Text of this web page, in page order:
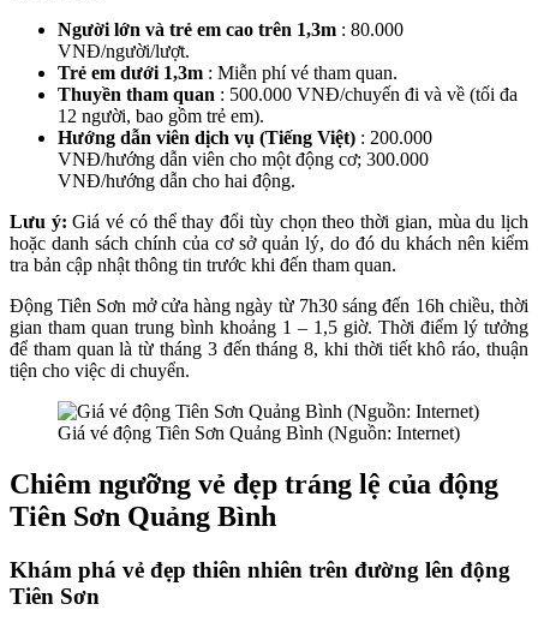
Người lớn và trẻ em cao trên 1,3m : 80.000
VNĐ/người/lượt.
Trẻ em dưới 1,3m : Miễn phí vé tham quan.
Thuyền tham quan : 500.000 VNĐ/chuyến đi và về (tối đa
12 người, bao gồm trẻ em).
Hướng dẫn viên dịch vụ (Tiếng Việt) : 200.000
VNĐ/hướng dẫn viên cho một động cơ; 300.000
VNĐ/hướng dẫn cho hai động.
Lưu ý: Giá vé có thể thay đổi tùy chọn theo thời gian, mùa du lịch
hoặc danh sách chính của cơ sở quản lý, do đó du khách nên kiểm
tra bản cập nhật thông tin trước khi đến tham quan.
Động Tiên Sơn mở cửa hàng ngày từ 7h30 sáng đến 16h chiều, thời
gian tham quan trung bình khoảng 1 – 1,5 giờ. Thời điểm lý tưởng
để tham quan là từ tháng 3 đến tháng 8, khi thời tiết khô ráo, thuận
tiện cho việc di chuyển.
Giá vé động Tiên Sơn Quảng Bình (Nguồn: Internet)
Chiêm ngưỡng vẻ đẹp tráng lệ của động
Tiên Sơn Quảng Bình
Khám phá vẻ đẹp thiên nhiên trên đường lên động
Tiên Sơn